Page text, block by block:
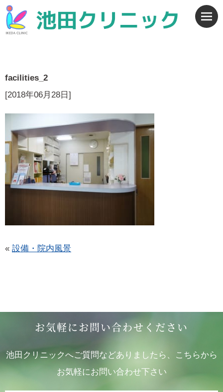
facilities_2
[2018年06月28日]
« 設備・院内風景
お気軽にお問い合わせください
池田クリニックへご質問などありましたら、こちらから
お気軽にお問い合わせ下さい